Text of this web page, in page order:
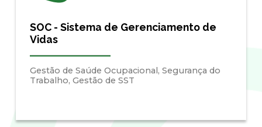
SOC - Sistema de Gerenciamento de
Vidas
Gestão de Saúde Ocupacional, Segurança do
Trabalho, Gestão de SST